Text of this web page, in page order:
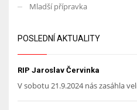
Mladší přípravka
POSLEDNÍ AKTUALITY
RIP Jaroslav Červinka
V sobotu 21.9.2024 nás zasáhla